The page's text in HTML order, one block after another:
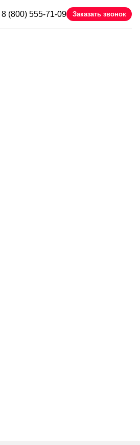
8 (800) 555-71-09 Заказать звонок